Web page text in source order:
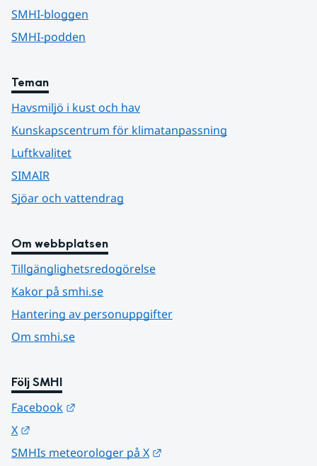
SMHI-bloggen
SMHI-podden
Teman
Havsmiljö i kust och hav
Kunskapscentrum för klimatanpassning
Luftkvalitet
SIMAIR
Sjöar och vattendrag
Om webbplatsen
Tillgänglighetsredogörelse
Kakor på smhi.se
Hantering av personuppgifter
Om smhi.se
Följ SMHI
Facebook
X
SMHIs meteorologer på X